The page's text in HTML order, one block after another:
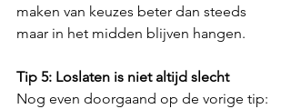
maken van keuzes beter dan steeds
maar in het midden blijven hangen.
Tip 5: Loslaten is niet altijd slecht
Nog even doorgaand op de vorige tip: